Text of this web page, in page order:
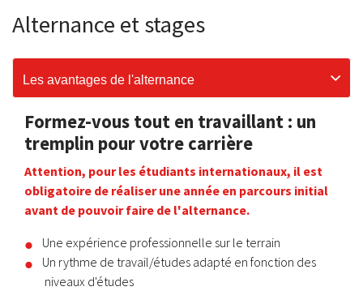
Alternance et stages
Les avantages de l'alternance
Formez-vous tout en travaillant : un
tremplin pour votre carrière
Attention, pour les étudiants internationaux, il est
obligatoire de réaliser une année en parcours initial
avant de pouvoir faire de l'alternance.
Une expérience professionnelle sur le terrain
Un rythme de travail/études adapté en fonction des
niveaux d'études